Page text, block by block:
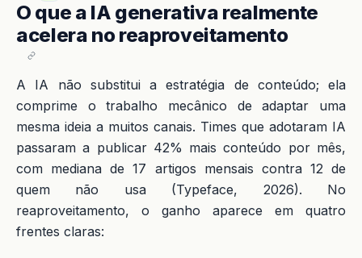
O que a IA generativa realmente
acelera no reaproveitamento
A IA não substitui a estratégia de conteúdo; ela
comprime o trabalho mecânico de adaptar uma
mesma ideia a muitos canais. Times que adotaram IA
passaram a publicar 42% mais conteúdo por mês,
com mediana de 17 artigos mensais contra 12 de
quem não usa (Typeface, 2026). No
reaproveitamento, o ganho aparece em quatro
frentes claras: